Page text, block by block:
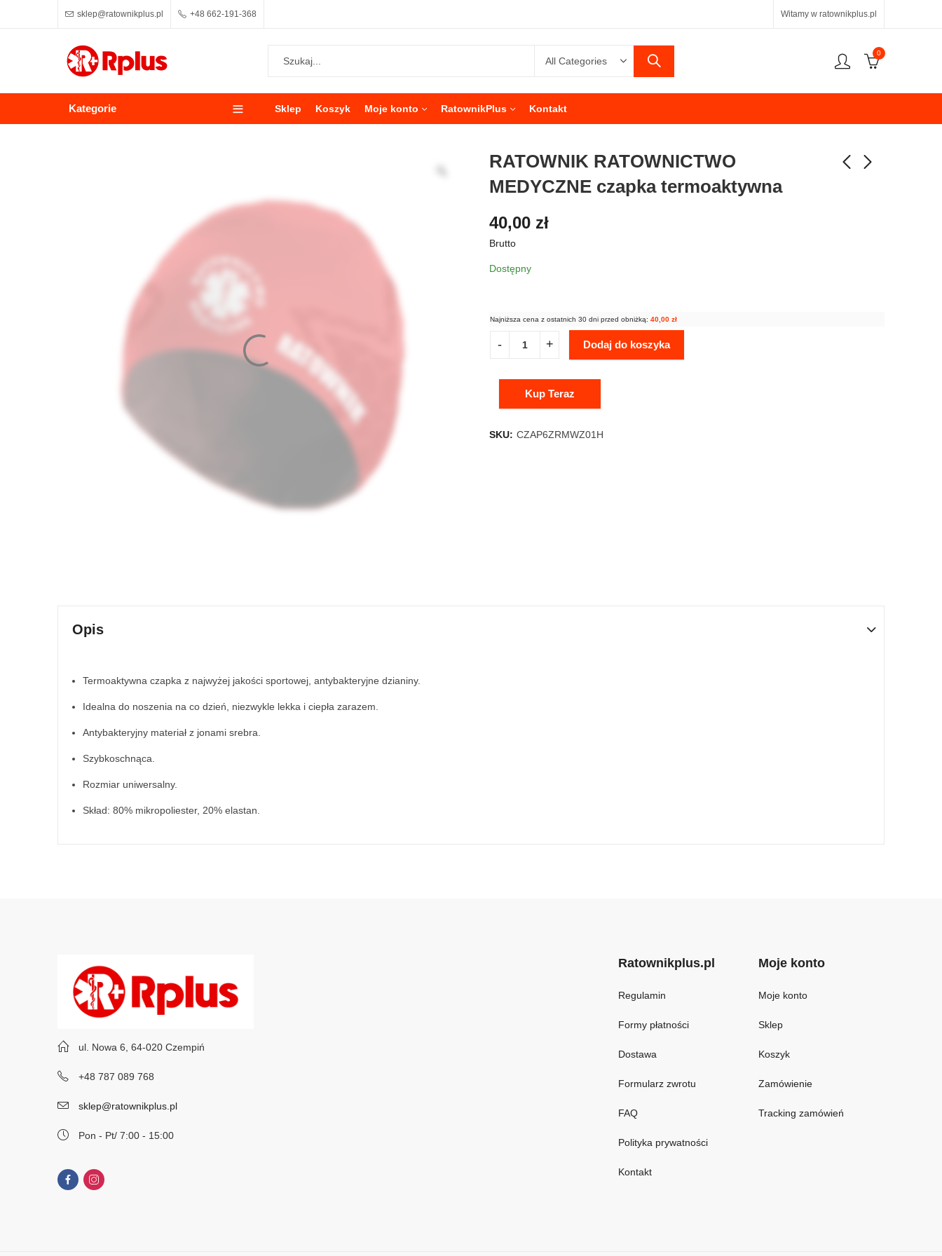
sklep@ratownikplus.pl +48 662-191-368 Witamy w ratownikplus.pl
0
Kategorie Sklep Koszyk Moje konto RatownikPlus Kontakt
RATOWNIK RATOWNICTWO
MEDYCZNE czapka termoaktywna
40,00 zł
Brutto
Dostępny
Najniższa cena z ostatnich 30 dni przed obniżką: 40,00 zł
Dodaj do koszyka
Kup Teraz
SKU: CZAP6ZRMWZ01H
Opis
Termoaktywna czapka z najwyżej jakości sportowej, antybakteryjne dzianiny.
Idealna do noszenia na co dzień, niezwykle lekka i ciepła zarazem.
Antybakteryjny materiał z jonami srebra.
Szybkoschnąca.
Rozmiar uniwersalny.
Skład: 80% mikropoliester, 20% elastan.
ul. Nowa 6, 64-020 Czempiń
+48 787 089 768
sklep@ratownikplus.pl
Pon - Pt/ 7:00 - 15:00
Ratownikplus.pl
Regulamin
Formy płatności
Dostawa
Formularz zwrotu
FAQ
Polityka prywatności
Kontakt
Moje konto
Moje konto
Sklep
Koszyk
Zamówienie
Tracking zamówień